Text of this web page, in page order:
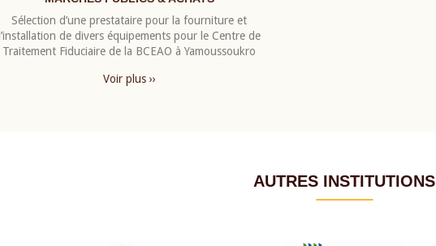
Sélection d’une prestataire pour la fourniture et
l’installation de divers équipements pour le Centre de
Traitement Fiduciaire de la BCEAO à Yamoussoukro
Voir plus ››
AUTRES INSTITUTIONS